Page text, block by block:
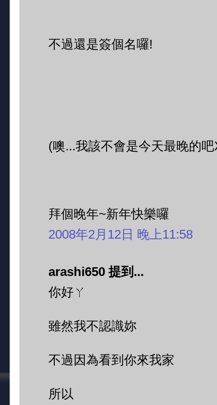
不過還是簽個名囉!
(噢...我該不會是今天最晚的
拜個晚年~新年快樂囉
2008年2月12日 晚上11:58
arashi650 提到...
你好ㄚ
雖然我不認識妳
不過因為看到你來我家
所以